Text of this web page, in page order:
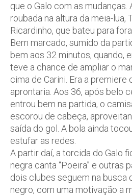
que o Galo com as mudanças.
roubada na altura da meia-lua,
Ricardinho, que bateu para fora.
Bem marcado, sumido da
bem aos 32 minutos, quando,
teve a chance de ampliar o
cima de Carini. Era a premiere
aprontaria. Aos 36, após belo
entrou bem na partida, o
escorou de cabeça,
saída do gol. A bola ainda
estufar as redes.
A partir daí, a torcida do Galo
negra canta “Poeira” e outras
dois clubes seguem na busca
negro, com uma motivação a